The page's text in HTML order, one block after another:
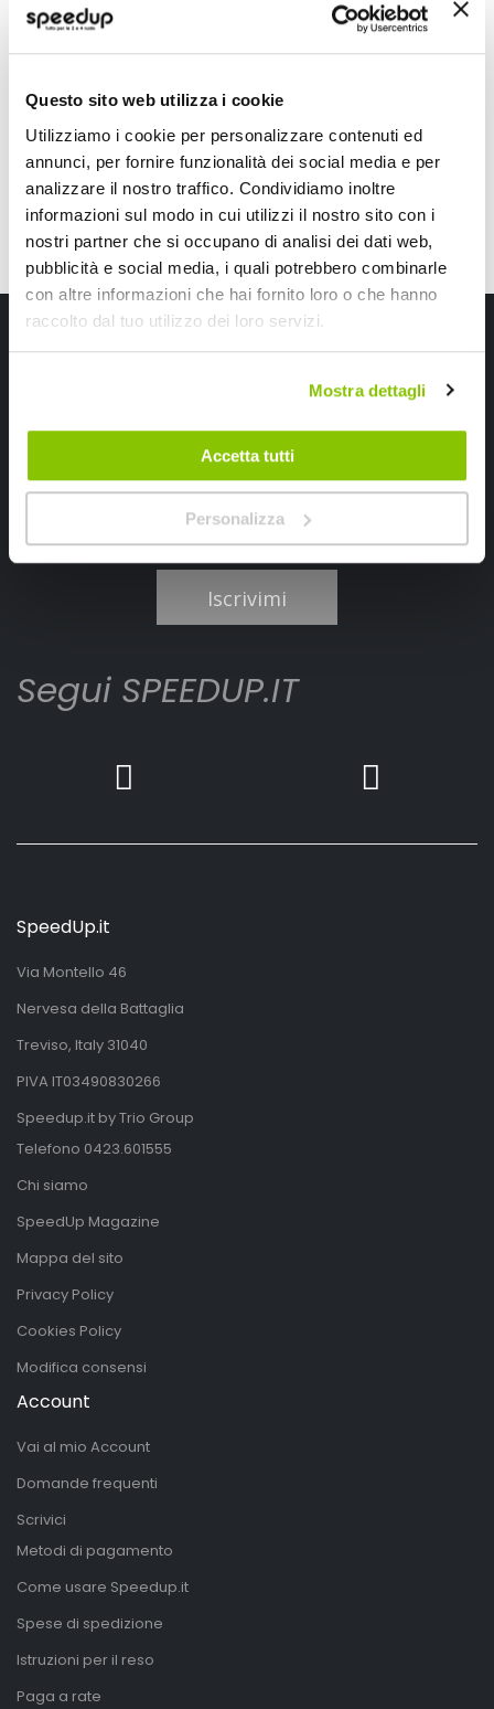
Questo sito web utilizza i cookie
Utilizziamo i cookie per personalizzare contenuti ed
annunci, per fornire funzionalità dei social media e per
analizzare il nostro traffico. Condividiamo inoltre
informazioni sul modo in cui utilizzi il nostro sito con i
nostri partner che si occupano di analisi dei dati web,
pubblicità e social media, i quali potrebbero combinarle
con altre informazioni che hai fornito loro o che hanno
raccolto dal tuo utilizzo dei loro servizi.
Mostra dettagli
Accetta tutti
Personalizza
D-GEAR
Alluminio Bulloni sferici 20mm 5x112
diam. 57,0 B M14x1,50 + altri 33 veicoli
speciale
Spedizione gratuita!
ATHENA
Bulloni a sede piatta
Diam. 65mm M12x1,25
Iscriviti alla newsletter Speedup
Iscrivimi
Segui SPEEDUP.IT
SpeedUp.it
Via Montello 46
Nervesa della Battaglia
Treviso, Italy 31040
PIVA IT03490830266
Speedup.it by Trio Group
Telefono 0423.601555
Chi siamo
SpeedUp Magazine
Mappa del sito
Privacy Policy
Cookies Policy
Modifica consensi
Account
Vai al mio Account
Domande frequenti
Scrivici
Metodi di pagamento
Come usare Speedup.it
Spese di spedizione
Istruzioni per il reso
Paga a rate